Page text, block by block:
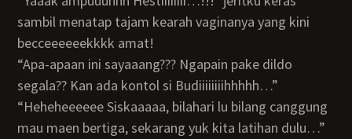
sambil menatap tajam kearah vaginanya yang kini
becceeeeeekkkk amat!
“Apa-apaan ini sayaaang??? Ngapain pake dildo
segala?? Kan ada kontol si Budiiiiiiiihhhhh…”
“Heheheeeeee Siskaaaaa, bilahari lu bilang canggung
mau maen bertiga, sekarang yuk kita latihan dulu…”